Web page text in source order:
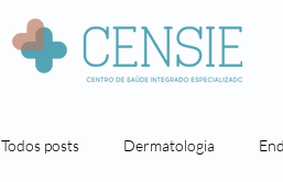
Todos posts Dermatologia